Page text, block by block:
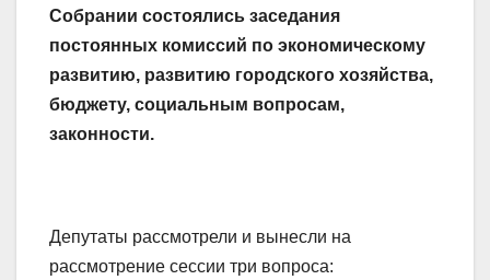
Собрании состоялись заседания
постоянных комиссий по экономическому
развитию, развитию городского хозяйства,
бюджету, социальным вопросам,
законности.
Депутаты рассмотрели и вынесли на
рассмотрение сессии три вопроса: